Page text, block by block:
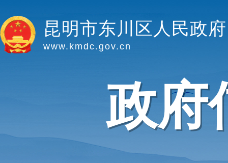
昆明市东川区人民政府
www.kmdc.gov.cn
政府